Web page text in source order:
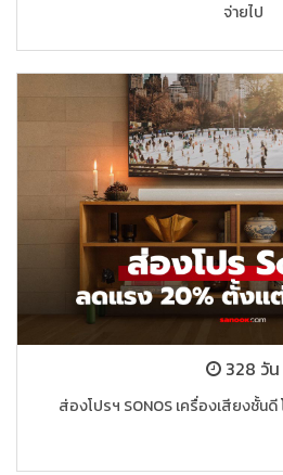
จ่ายไป
328 วัน
ส่องโปรฯ SONOS เครื่องเสียงชั้น